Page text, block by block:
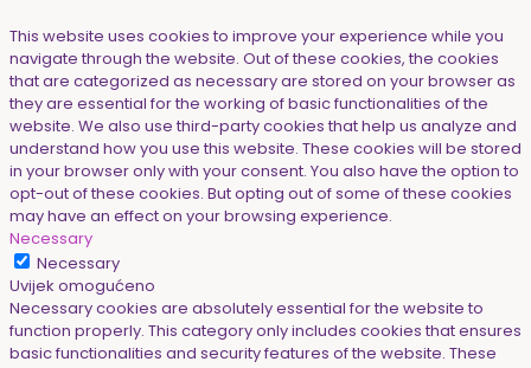
This website uses cookies to improve your experience while you
navigate through the website. Out of these cookies, the cookies
that are categorized as necessary are stored on your browser as
they are essential for the working of basic functionalities of the
website. We also use third-party cookies that help us analyze and
understand how you use this website. These cookies will be stored
in your browser only with your consent. You also have the option to
opt-out of these cookies. But opting out of some of these cookies
may have an effect on your browsing experience.
Necessary
Necessary
Uvijek omogućeno
Necessary cookies are absolutely essential for the website to
function properly. This category only includes cookies that ensures
basic functionalities and security features of the website. These